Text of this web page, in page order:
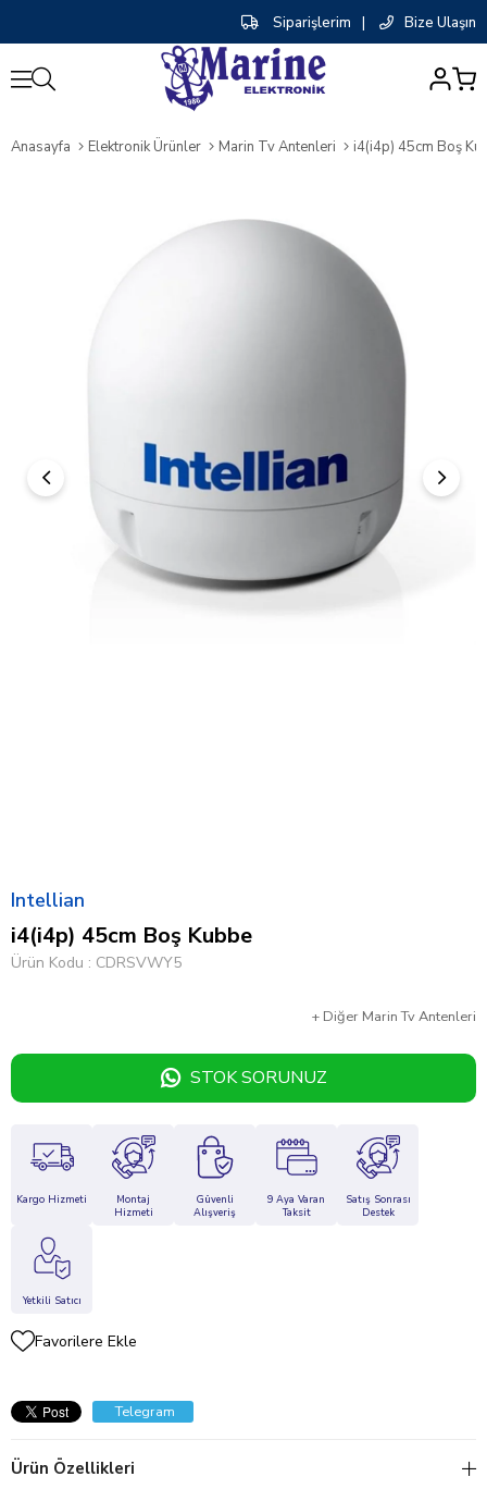
Siparişlerim | Bize Ulaşın
Anasayfa Elektronik Ürünler Marin Tv Antenleri i4(i4p) 45cm Boş
Intellian
i4(i4p) 45cm Boş Kubbe
Ürün Kodu CDRSVWY5
+ Diğer Marin Tv Antenleri
STOK SORUNUZ
Kargo Hizmeti
Montaj
Hizmeti
Güvenli
Alışveriş
9 Aya Varan
Taksit
Satış Sonrası
Destek
Yetkili Satıcı
Favorilere Ekle
Telegram
Ürün Özellikleri